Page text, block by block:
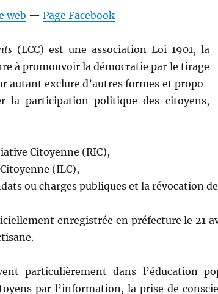
web —Page Face­book
(LCC) est une asso­ci­a­tion Loi 1901, la
à pro­mou­voir la démoc­ra­tie par le tirage
autant exclure d’autres formes et propo­
la par­tic­i­pa­tion poli­tique des citoyens,
Citoyenne (RIC),
(ILC),
ou charges publiques et la révo­ca­tion
enreg­istrée en pré­fec­ture le 21
par­ti­c­ulière­ment dans l’éducation
par l’information, la prise de